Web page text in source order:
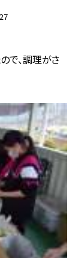
で、調理がさ